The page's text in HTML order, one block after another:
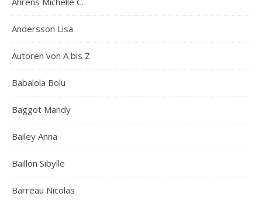
Andersson Lisa
Autoren von A bis Z
Babalola Bolu
Baggot Mandy
Bailey Anna
Baillon Sibylle
Barreau Nicolas